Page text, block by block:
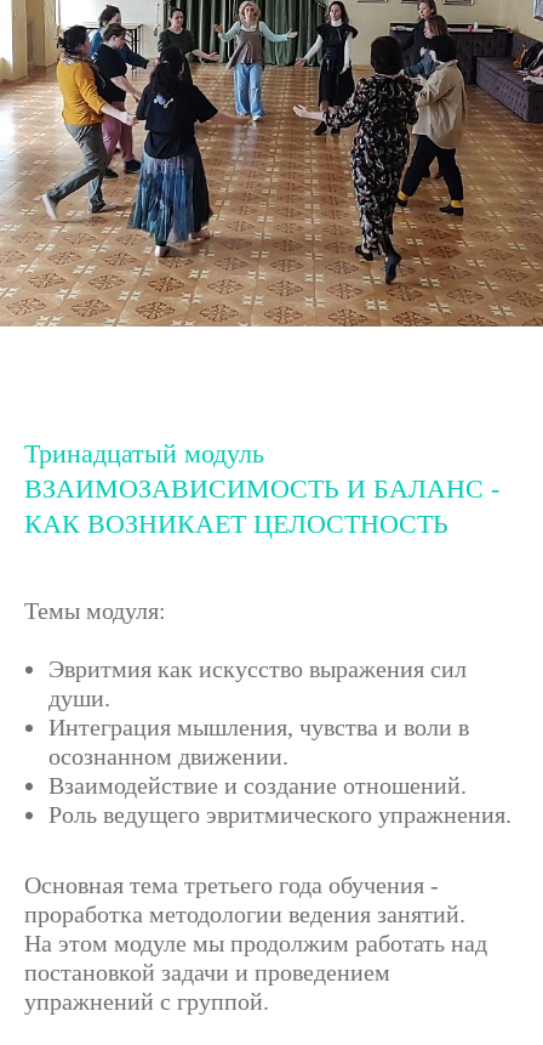
Тринадцатый модуль
ВЗАИМОЗАВИСИМОСТЬ И БАЛАНС -
КАК ВОЗНИКАЕТ ЦЕЛОСТНОСТЬ
Темы модуля:
Эвритмия как искусство выражения сил
души.
Интеграция мышления, чувства и воли в
осознанном движении.
Взаимодействие и создание отношений.
Роль ведущего эвритмического упражнения.
Основная тема третьего года обучения -
проработка методологии ведения занятий.
На этом модуле мы продолжим работать над
постановкой задачи и проведением
упражнений с группой.